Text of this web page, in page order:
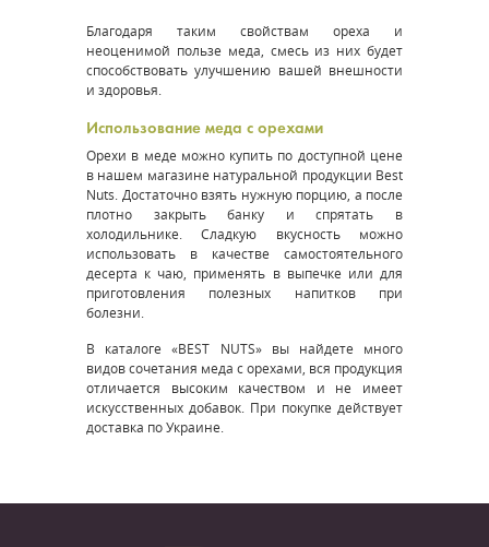
Благодаря таким свойствам ореха и
неоценимой пользе меда, смесь из них будет
способствовать улучшению вашей внешности
и здоровья.
Использование меда с орехами
Орехи в меде можно купить по доступной цене
в нашем магазине натуральной продукции Best
Nuts. Достаточно взять нужную порцию, а после
плотно закрыть банку и спрятать в
холодильнике. Сладкую вкусность можно
использовать в качестве самостоятельного
десерта к чаю, применять в выпечке или для
приготовления полезных напитков при
болезни.
В каталоге «BEST NUTS» вы найдете много
видов сочетания меда с орехами, вся продукция
отличается высоким качеством и не имеет
искусственных добавок. При покупке действует
доставка по Украине.